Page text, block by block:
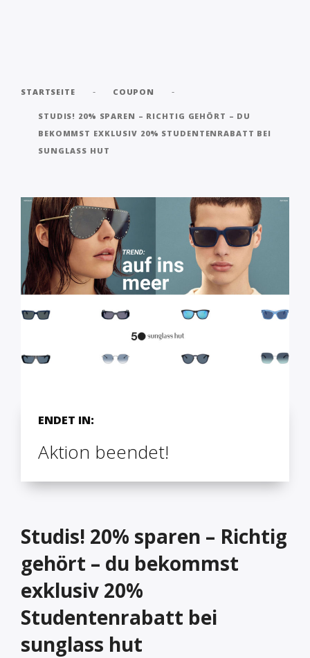
STARTSEITE - COUPON -
STUDIS! 20% SPAREN – RICHTIG GEHÖRT – DU
BEKOMMST EXKLUSIV 20% STUDENTENRABATT BEI
SUNGLASS HUT
ENDET IN:
Aktion beendet!
Studis! 20% sparen – Richtig
gehört – du bekommst
exklusiv 20%
Studentenrabatt bei
sunglass hut